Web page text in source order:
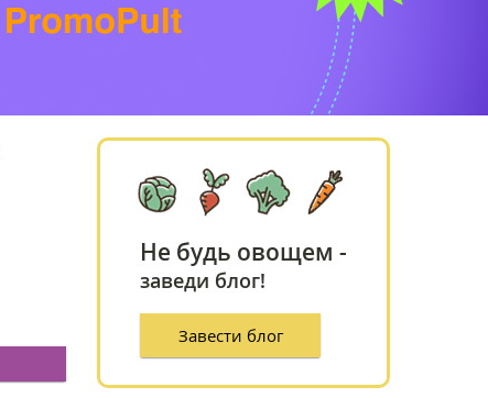
Не будь овощем -
заведи блог!
Завести блог